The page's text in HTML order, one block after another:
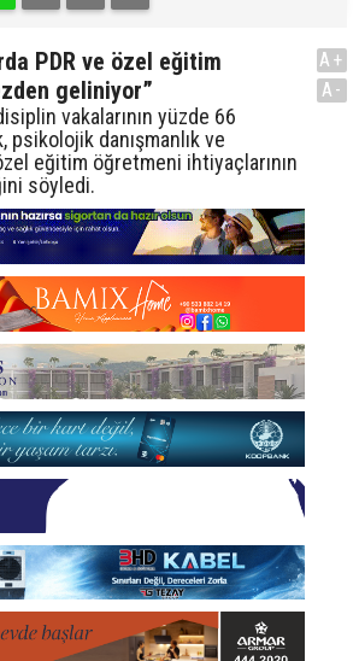
PDR ve özel eğitim
geliniyor”
vakalarının yüzde 66
psikolojik danışmanlık ve
eğitim öğretmeni ihtiyaçlarının
söyledi.
A+
A-